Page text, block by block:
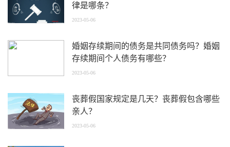
律是哪条？
2023-05-06
婚姻存续期间的债务是共同债务吗？婚姻
存续期间个人债务有哪些？
2023-05-06
丧葬假国家规定是几天？丧葬假包含哪些
亲人？
2023-05-06